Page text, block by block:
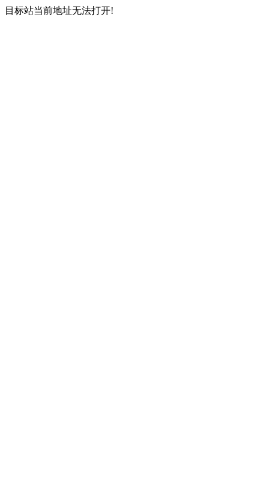
目标站当前地址无法打开!